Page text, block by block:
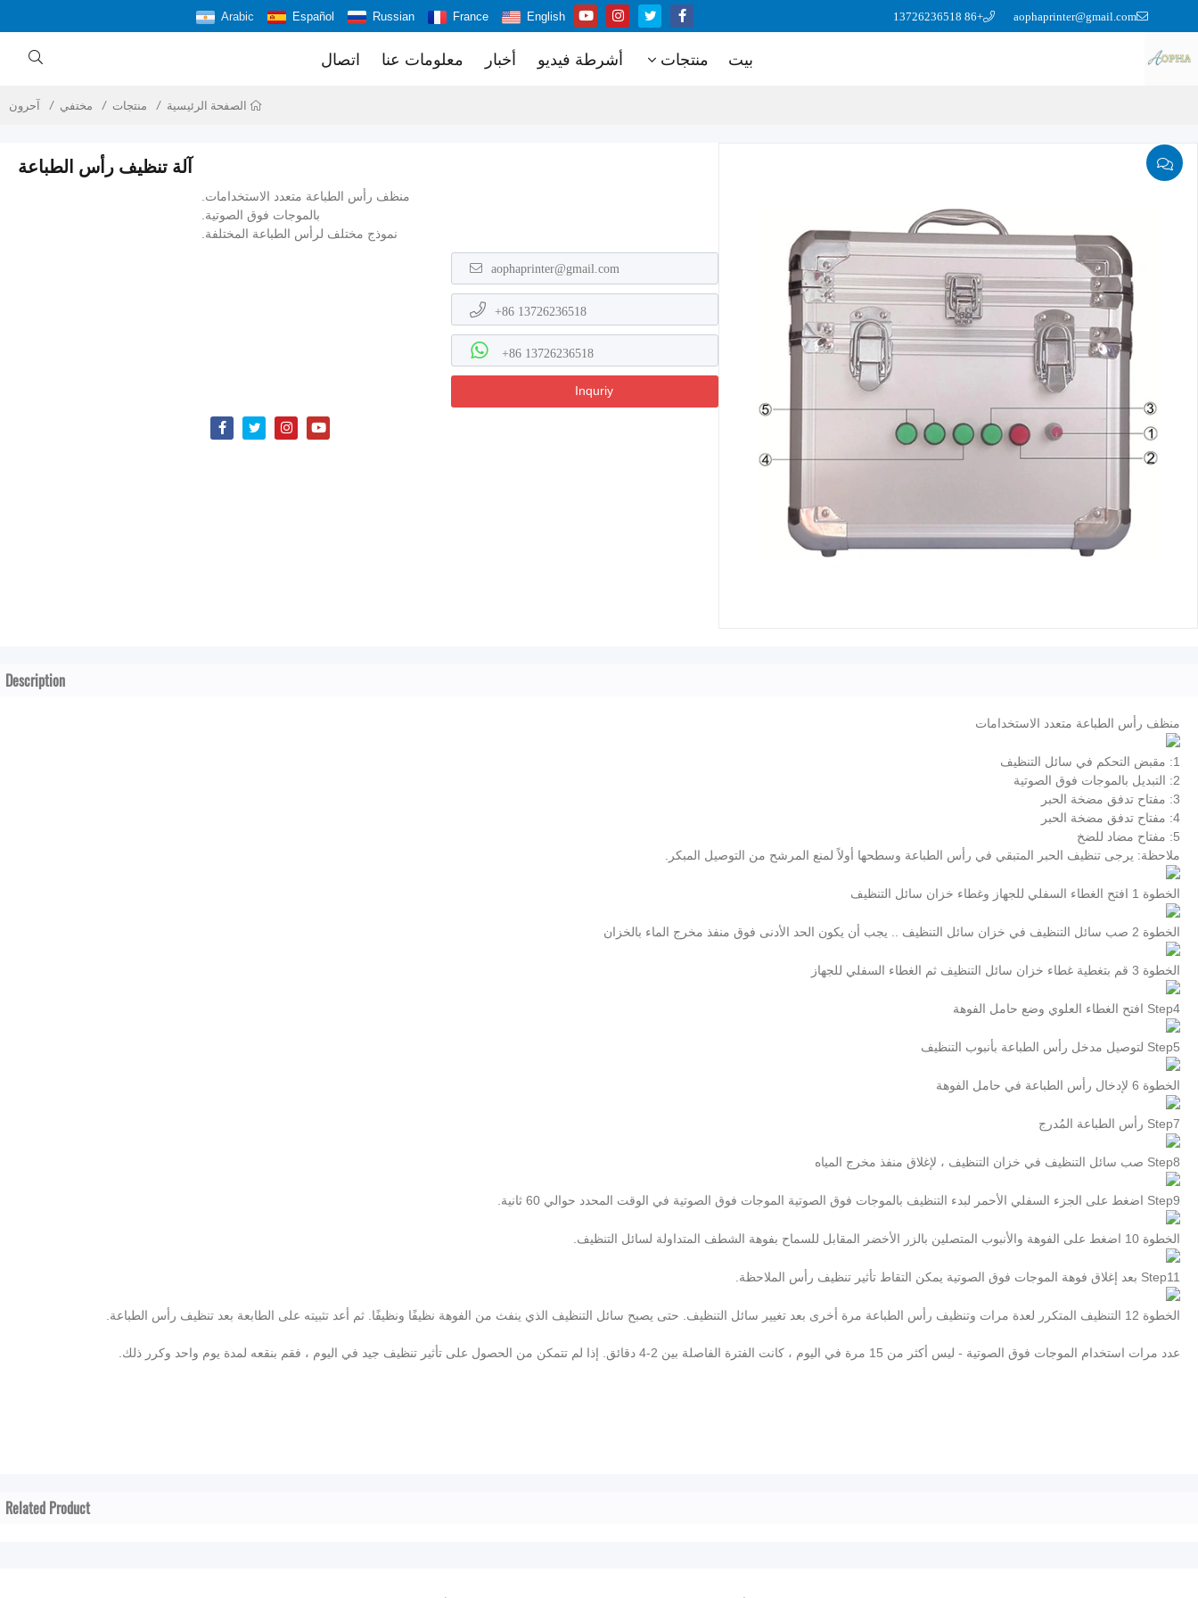
aophaprinter@gmail.com
+86 13726236518
English
France
Russian
Español
Arabic
بيت منتجات أشرطة فيديو أخبار معلومات عنا اتصال 
الصفحة الرئيسية منتجات مختفي آحرون
آلة تنظيف رأس الطباعة
منظف ​​رأس الطباعة متعدد الاستخدامات.
بالموجات فوق الصوتية.
نموذج مختلف لرأس الطباعة المختلفة.
aophaprinter@gmail.com
+86 13726236518
+86 13726236518
Inquriy
Description
منظف ​​رأس الطباعة متعدد الاستخدامات
1: مقبض التحكم في سائل التنظيف
2: التبديل بالموجات فوق الصوتية
3: مفتاح تدفق مضخة الحبر
4: مفتاح تدفق مضخة الحبر
5: مفتاح مضاد للضخ
ملاحظة: يرجى تنظيف الحبر المتبقي في رأس الطباعة وسطحها أولاً لمنع المرشح من التوصيل المبكر.
الخطوة 1 افتح الغطاء السفلي للجهاز وغطاء خزان سائل التنظيف
الخطوة 2 صب سائل التنظيف في خزان سائل التنظيف .. يجب أن يكون الحد الأدنى فوق منفذ مخرج الماء بالخزان
الخطوة 3 قم بتغطية غطاء خزان سائل التنظيف ثم الغطاء السفلي للجهاز
Step4 افتح الغطاء العلوي وضع حامل الفوهة
Step5 لتوصيل مدخل رأس الطباعة بأنبوب التنظيف
الخطوة 6 لإدخال رأس الطباعة في حامل الفوهة
Step7 رأس الطباعة المُدرج
Step8 صب سائل التنظيف في خزان التنظيف ، لإغلاق منفذ مخرج المياه
Step9 اضغط على الجزء السفلي الأحمر لبدء التنظيف بالموجات فوق الصوتية الموجات فوق الصوتية في الوقت المحدد حوالي 60 ثانية.
الخطوة 10 اضغط على الفوهة والأنبوب المتصلين بالزر الأخضر المقابل للسماح بفوهة الشطف المتداولة لسائل التنظيف.
Step11 بعد إغلاق فوهة الموجات فوق الصوتية يمكن التقاط تأثير تنظيف رأس الملاحظة.
الخطوة 12 التنظيف المتكرر لعدة مرات وتنظيف رأس الطباعة مرة أخرى بعد تغيير سائل التنظيف. حتى يصبح سائل التنظيف الذي ينفث من الفوهة نظيفًا ونظيفًا. ثم أعد تثبيته على الطابعة بعد تنظيف رأس الطباعة.
عدد مرات استخدام الموجات فوق الصوتية - ليس أكثر من 15 مرة في اليوم ، كانت الفترة الفاصلة بين 2-4 دقائق. إذا لم تتمكن من الحصول على تأثير تنظيف جيد في اليوم ، فقم بنقعه لمدة يوم واحد وكرر ذلك.
Related Product